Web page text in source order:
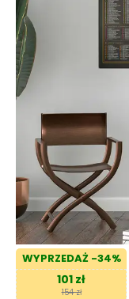
WYPRZEDAŻ -34%
101 zł
154 zł